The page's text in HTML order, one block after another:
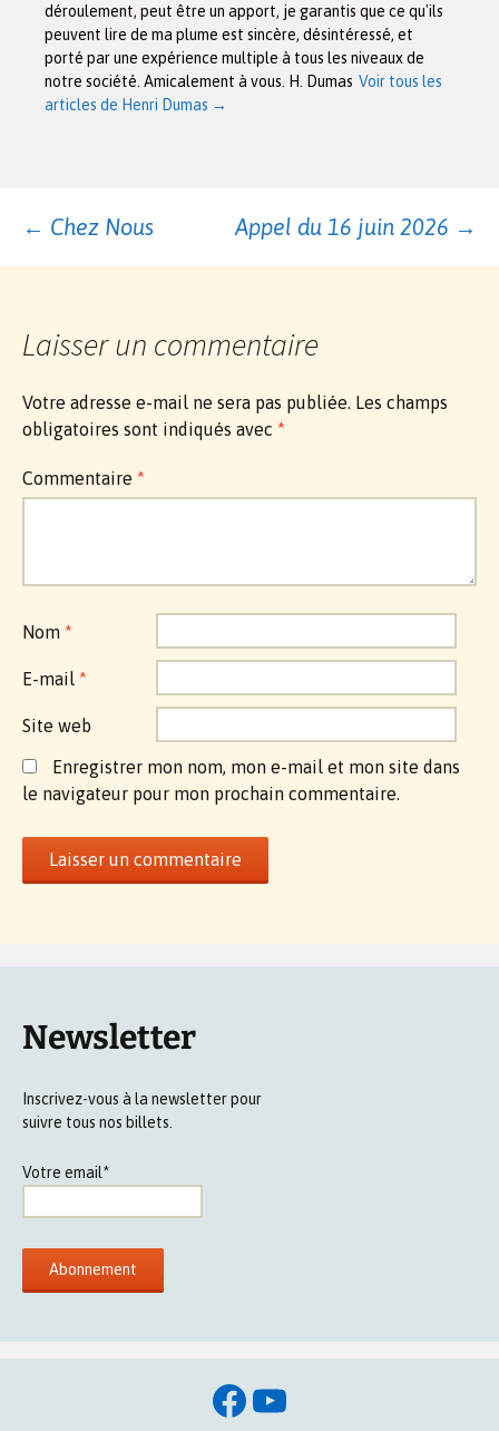
déroulement, peut être un apport, je garantis que ce qu'ils
peuvent lire de ma plume est sincère, désintéressé, et
porté par une expérience multiple à tous les niveaux de
notre société. Amicalement à vous. H. Dumas Voir tous les
articles de Henri Dumas →
Navigation
articles
← Chez Nous Appel du 16 juin 2026 →
Laisser un commentaire
Votre adresse e-mail ne sera pas publiée. Les champs
obligatoires sont indiqués avec *
Commentaire *
Nom *
E-mail *
Site web
Enregistrer mon nom, mon e-mail et mon site dans
le navigateur pour mon prochain commentaire.
Newsletter
Inscrivez-vous à la newsletter pour
suivre tous nos billets.
Votre email*
Facebook
YouTube